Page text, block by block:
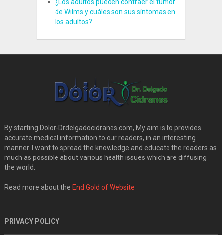
¿Los adultos pueden contraer el tumor
de Wilms y cuáles son sus síntomas en
los adultos?
By starting Dolor-Drdelgadocidranes.com, My aim is to provides
accurate medical information to our readers, in an interesting
manner. I want to spread the knowledge and educate the readers as
much as possible about various health issues which are diffusing
the world.
Read more about the End Gold of Website
PRIVACY POLICY